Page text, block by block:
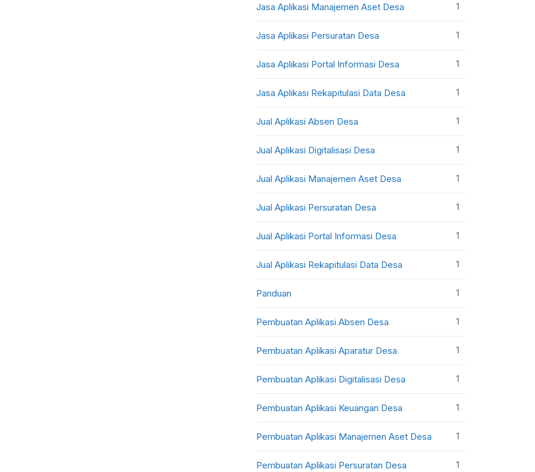
Jasa Aplikasi Manajemen Aset Desa 1
Jasa Aplikasi Persuratan Desa 1
Jasa Aplikasi Portal Informasi Desa 1
Jasa Aplikasi Rekapitulasi Data Desa 1
Jual Aplikasi Absen Desa 1
Jual Aplikasi Digitalisasi Desa 1
Jual Aplikasi Manajemen Aset Desa 1
Jual Aplikasi Persuratan Desa 1
Jual Aplikasi Portal Informasi Desa 1
Jual Aplikasi Rekapitulasi Data Desa 1
Panduan 1
Pembuatan Aplikasi Absen Desa 1
Pembuatan Aplikasi Aparatur Desa 1
Pembuatan Aplikasi Digitalisasi Desa 1
Pembuatan Aplikasi Keuangan Desa 1
Pembuatan Aplikasi Manajemen Aset Desa 1
Pembuatan Aplikasi Persuratan Desa 1